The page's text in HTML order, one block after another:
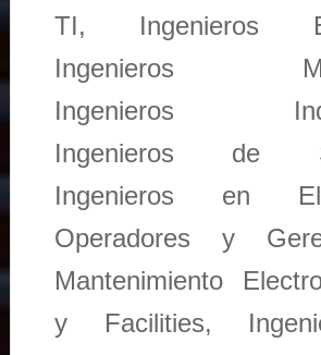
TI, Ingenieros
Ingenieros
Ingenieros
Ingenieros de
Ingenieros en
Operadores y
Mantenimiento
y Facilities,